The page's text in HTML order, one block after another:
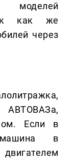
как же
через
АВТОВАЗа,
Если в
машина в